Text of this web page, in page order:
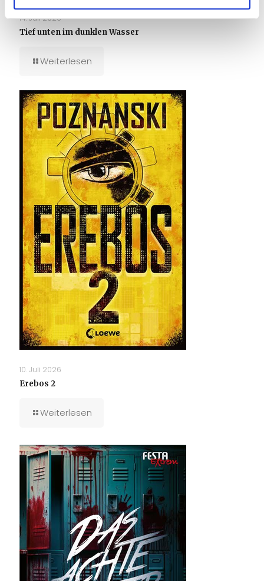
14. Juli 2026
Tief unten im dunklen Wasser
Weiterlesen
10. Juli 2026
Erebos 2
Weiterlesen